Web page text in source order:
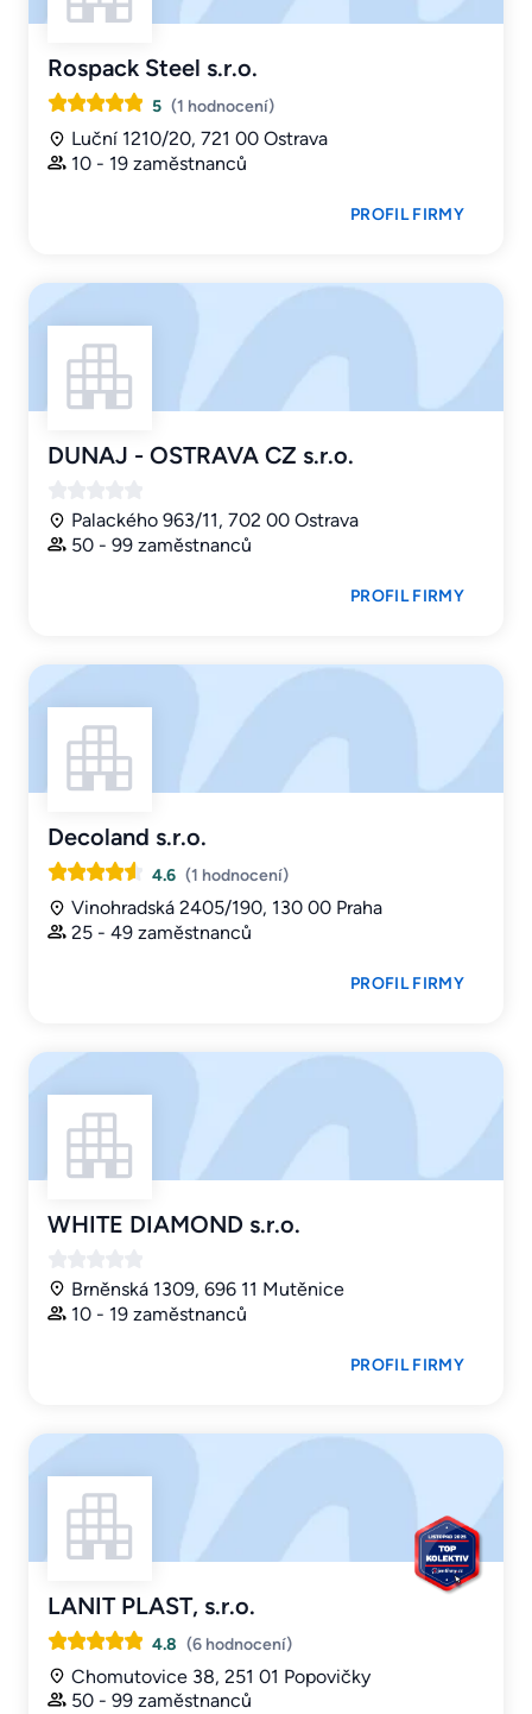
Rospack Steel s.r.o.
5 (1 hodnocení)
Luční 1210/20, 721 00 Ostrava
10 - 19 zaměstnanců
PROFIL FIRMY
DUNAJ - OSTRAVA CZ s.r.o.
Palackého 963/11, 702 00 Ostrava
50 - 99 zaměstnanců
PROFIL FIRMY
Decoland s.r.o.
4.6 (1 hodnocení)
Vinohradská 2405/190, 130 00 Praha
25 - 49 zaměstnanců
PROFIL FIRMY
WHITE DIAMOND s.r.o.
Brněnská 1309, 696 11 Mutěnice
10 - 19 zaměstnanců
PROFIL FIRMY
LANIT PLAST, s.r.o.
4.8 (6 hodnocení)
Chomutovice 38, 251 01 Popovičky
50 - 99 zaměstnanců